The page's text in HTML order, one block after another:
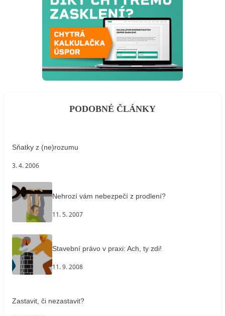
PODOBNÉ ČLÁNKY
Sňatky z (ne)rozumu
3. 4. 2006
Nehrozí vám nebezpečí z prodlení?
11. 5. 2007
Stavební právo v praxi: Ach, ty zdi!
11. 9. 2008
Zastavit, či nezastavit?